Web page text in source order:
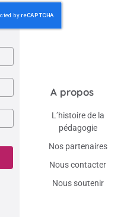
A propos
L’histoire de la
pédagogie
Nos partenaires
Nous contacter
Nous soutenir